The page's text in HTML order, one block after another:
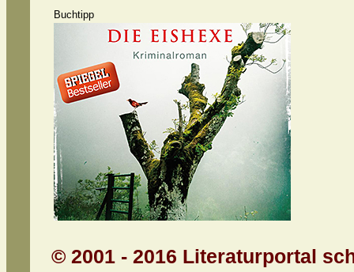
Buchtipp
© 2001 - 2016 Literaturportal